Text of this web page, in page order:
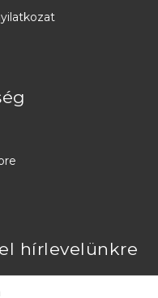
hírlevelünkre